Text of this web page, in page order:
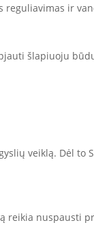
ir
šlapiuoju
veiklą. Dėl
reikia